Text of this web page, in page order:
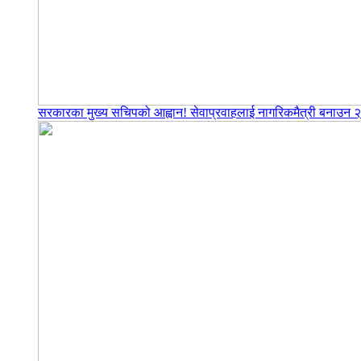
सरकारका मुख्य सचिपको आह्वान! सेवाप्रवाहलाई नागरिकमैत्री बनाउन